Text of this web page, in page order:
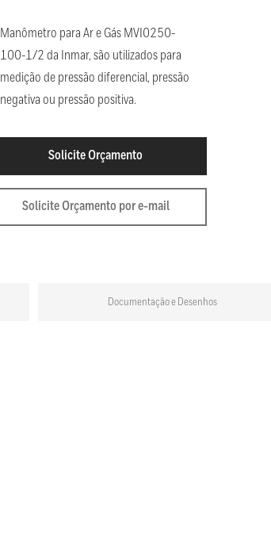
Manômetro para Ar e Gás MVI0250-
100-1/2 da Inmar, são utilizados para
medição de pressão diferencial, pressão
negativa ou pressão positiva.
Solicite Orçamento
Solicite Orçamento por e-mail
Documentação e Desenhos